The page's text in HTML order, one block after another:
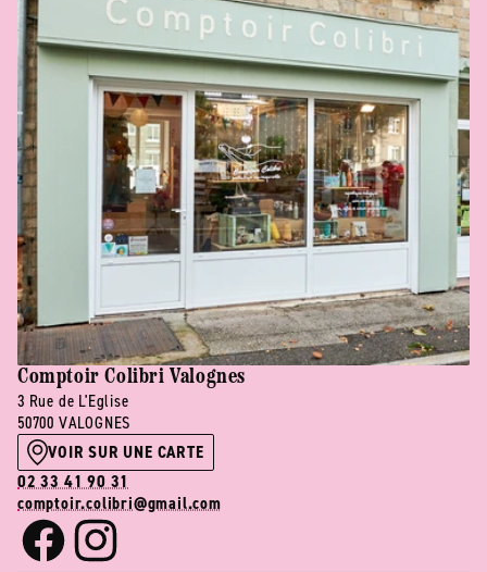
Comptoir Colibri Valognes
3 Rue de L'Eglise
50700 VALOGNES
VOIR SUR UNE CARTE
02 33 41 90 31
comptoir.colibri@gmail.com